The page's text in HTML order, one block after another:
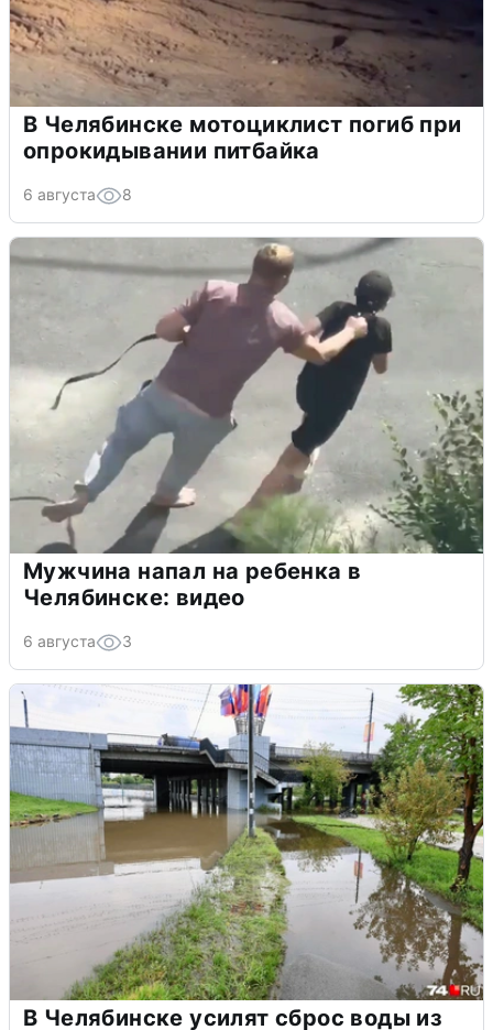
В Челябинске мотоциклист погиб при
опрокидывании питбайка
6 августа 8
Мужчина напал на ребенка в
Челябинске: видео
6 августа 3
В Челябинске усилят сброс воды из